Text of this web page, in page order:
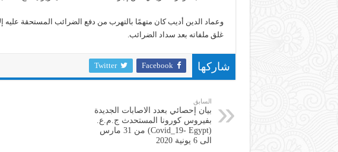
وعماد الدين أديب كان متهمًا بالتهرب من دفع الضرائب المستحقة عليه
غلق ملفاته بعد سداد الضرائب.
شاركها Facebook
Twitter
السابق
بيان إحصائي بعدد الاصابات الجديدة
بفيروس كورونا المستحدث ج.م.ع.
(Covid_19- Egypt) من 31 مارس
الى 6 يونية 2020